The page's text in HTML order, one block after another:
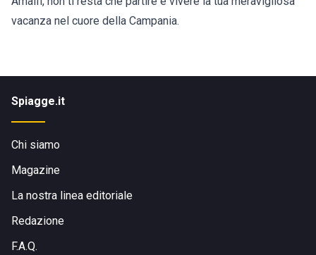
vacanza nel cuore della Campania.
Spiagge.it
Chi siamo
Magazine
La nostra linea editoriale
Redazione
F.A.Q.